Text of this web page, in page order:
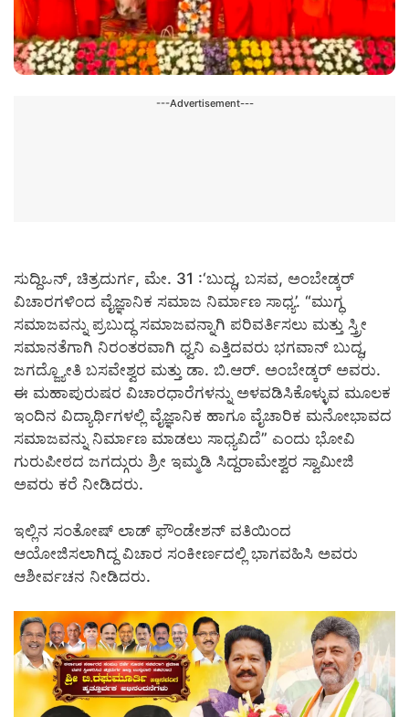
---Advertisement---
ಸುದ್ದಿಒನ್, ಚಿತ್ರದುರ್ಗ, ಮೇ. 31 :‘ಬುದ್ಧ, ಬಸವ, ಅಂಬೇಡ್ಕರ್
ವಿಚಾರಗಳಿಂದ ವೈಜ್ಞಾನಿಕ ಸಮಾಜ ನಿರ್ಮಾಣ ಸಾಧ್ಯ’. “ಮುಗ್ಧ
ಸಮಾಜವನ್ನು ಪ್ರಬುದ್ಧ ಸಮಾಜವನ್ನಾಗಿ ಪರಿವರ್ತಿಸಲು ಮತ್ತು ಸ್ತ್ರೀ
ಸಮಾನತೆಗಾಗಿ ನಿರಂತರವಾಗಿ ಧ್ವನಿ ಎತ್ತಿದವರು ಭಗವಾನ್ ಬುದ್ಧ,
ಜಗದ್ಜ್ಯೋತಿ ಬಸವೇಶ್ವರ ಮತ್ತು ಡಾ. ಬಿ.ಆರ್. ಅಂಬೇಡ್ಕರ್ ಅವರು.
ಈ ಮಹಾಪುರುಷರ ವಿಚಾರಧಾರೆಗಳನ್ನು ಅಳವಡಿಸಿಕೊಳ್ಳುವ ಮೂಲಕ
ಇಂದಿನ ವಿದ್ಯಾರ್ಥಿಗಳಲ್ಲಿ ವೈಜ್ಞಾನಿಕ ಹಾಗೂ ವೈಚಾರಿಕ ಮನೋಭಾವದ
ಸಮಾಜವನ್ನು ನಿರ್ಮಾಣ ಮಾಡಲು ಸಾಧ್ಯವಿದೆ” ಎಂದು ಭೋವಿ
ಗುರುಪೀಠದ ಜಗದ್ಗುರು ಶ್ರೀ ಇಮ್ಮಡಿ ಸಿದ್ದರಾಮೇಶ್ವರ ಸ್ವಾಮೀಜಿ
ಅವರು ಕರೆ ನೀಡಿದರು.
ಇಲ್ಲಿನ ಸಂತೋಷ್ ಲಾಡ್ ಫೌಂಡೇಶನ್ ವತಿಯಿಂದ
ಆಯೋಜಿಸಲಾಗಿದ್ದ ವಿಚಾರ ಸಂಕೀರ್ಣದಲ್ಲಿ ಭಾಗವಹಿಸಿ ಅವರು
ಆಶೀರ್ವಚನ ನೀಡಿದರು.